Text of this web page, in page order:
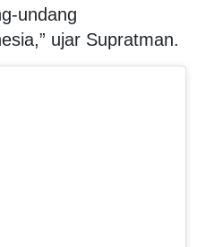
undang
ujar Supratman.